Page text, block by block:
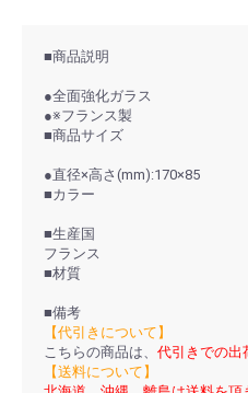
■商品説明
●全面強化ガラス
●※フランス製
■商品サイズ
●直径×高さ(mm):170×85
■カラー
■生産国
フランス
■材質
■備考
【代引きについて】
こちらの商品は、 代引きでの出
【送料について】